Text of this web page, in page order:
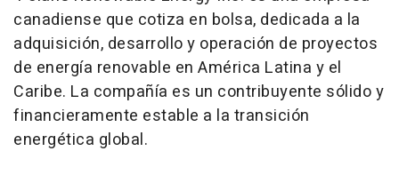
canadiense que cotiza en bolsa, dedicada a la
adquisición, desarrollo y operación de proyectos
de energía renovable en América Latina y el
Caribe. La compañía es un contribuyente sólido y
financieramente estable a la transición
energética global.